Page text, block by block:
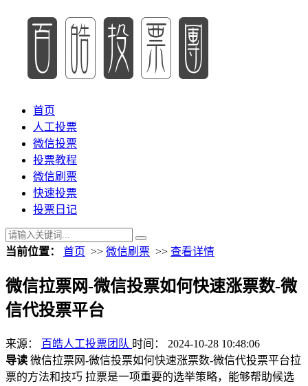
首页
人工投票
微信投票
投票教程
微信刷票
快速投票
投票日记
当前位置： 首页 >> 微信刷票 >> 查看详情
微信拉票网-微信投票如何快速涨票数-微
信代投票平台
来源： 百皓人工投票团队 时间： 2024-10-28 10:48:06
导读 微信拉票网-微信投票如何快速涨票数-微信代投票平台拉
票的方法和技巧 拉票是一项重要的选举策略，能够帮助候选